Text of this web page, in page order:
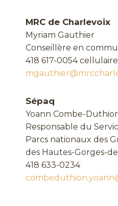
MRC de Charlevoix
Myriam Gauthier
Conseillère en
418 617-0054 cellulaire
Sépaq
Yoann Combe-
Responsable du
Parcs nationaux des
des Hautes-Gorges-
418 633-0234